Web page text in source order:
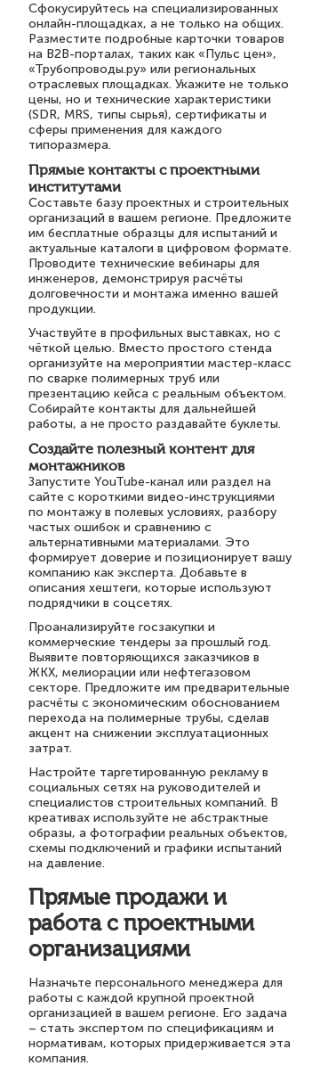
Сфокусируйтесь на специализированных
онлайн-площадках, а не только на общих.
Разместите подробные карточки товаров
на B2B-порталах, таких как «Пульс цен»,
«Трубопроводы.ру» или региональных
отраслевых площадках. Укажите не только
цены, но и технические характеристики
(SDR, MRS, типы сырья), сертификаты и
сферы применения для каждого
типоразмера.
Прямые контакты с проектными
институтами
Составьте базу проектных и строительных
организаций в вашем регионе. Предложите
им бесплатные образцы для испытаний и
актуальные каталоги в цифровом формате.
Проводите технические вебинары для
инженеров, демонстрируя расчёты
долговечности и монтажа именно вашей
продукции.
Участвуйте в профильных выставках, но с
чёткой целью. Вместо простого стенда
организуйте на мероприятии мастер-класс
по сварке полимерных труб или
презентацию кейса с реальным объектом.
Собирайте контакты для дальнейшей
работы, а не просто раздавайте буклеты.
Создайте полезный контент для
монтажников
Запустите YouTube-канал или раздел на
сайте с короткими видео-инструкциями
по монтажу в полевых условиях, разбору
частых ошибок и сравнению с
альтернативными материалами. Это
формирует доверие и позиционирует вашу
компанию как эксперта. Добавьте в
описания хештеги, которые используют
подрядчики в соцсетях.
Проанализируйте госзакупки и
коммерческие тендеры за прошлый год.
Выявите повторяющихся заказчиков в
ЖКХ, мелиорации или нефтегазовом
секторе. Предложите им предварительные
расчёты с экономическим обоснованием
перехода на полимерные трубы, сделав
акцент на снижении эксплуатационных
затрат.
Настройте таргетированную рекламу в
социальных сетях на руководителей и
специалистов строительных компаний. В
креативах используйте не абстрактные
образы, а фотографии реальных объектов,
схемы подключений и графики испытаний
на давление.
Прямые продажи и
работа с проектными
организациями
Назначьте персонального менеджера для
работы с каждой крупной проектной
организацией в вашем регионе. Его задача
– стать экспертом по спецификациям и
нормативам, которых придерживается эта
компания.